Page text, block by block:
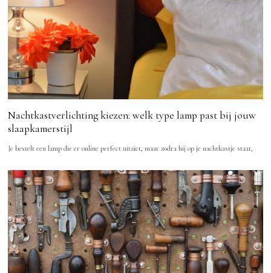
Nachtkastverlichting kiezen: welk type lamp past bij jouw
slaapkamerstijl
Je bestelt een lamp die er online perfect uitziet, maar zodra hij op je nachtkastje staat,